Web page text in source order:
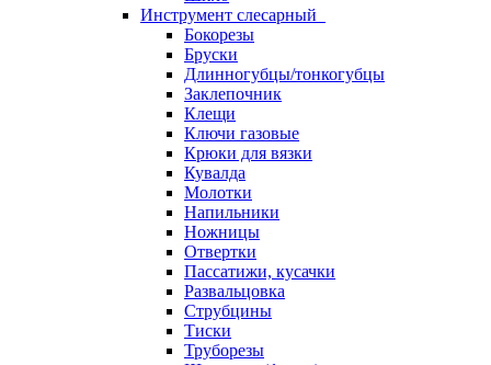
Инструмент слесарный
Бокорезы
Бруски
Длинногубцы/тонкогубцы
Заклепочник
Клещи
Ключи газовые
Крюки для вязки
Кувалда
Молотки
Напильники
Ножницы
Отвертки
Пассатижи, кусачки
Развальцовка
Струбцины
Тиски
Труборезы